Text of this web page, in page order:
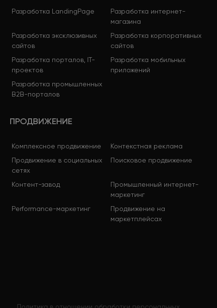
Разработка LandingPage
Разработка интернет-
магазина
Разработка эксклюзивных
сайтов
Разработка корпоративных
сайтов
Разработка порталов, IT-
проектов
Разработка мобильных
приложений
Разработка промышленных
B2B-порталов
ПРОДВИЖЕНИЕ
Комплексное продвижение
Контекстная реклама
Продвижение в социальных
сетях
Поисковое продвижение
Контент-завод
Промышленный интернет-
маркетинг
Performance-маркетинг
Продвижение на
маркетплейсах